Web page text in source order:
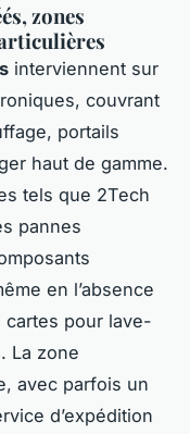
zones
interviennent sur
couvrant
portails
haut de gamme.
tels que 2Tech
pannes
en l’absence
cartes pour lave-
La zone
avec parfois un
d’expédition